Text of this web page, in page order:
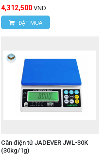
4,312,500 VND
ĐẶT MUA
Cân điện tử JADEVER JWL-30K
(30kg/1g)